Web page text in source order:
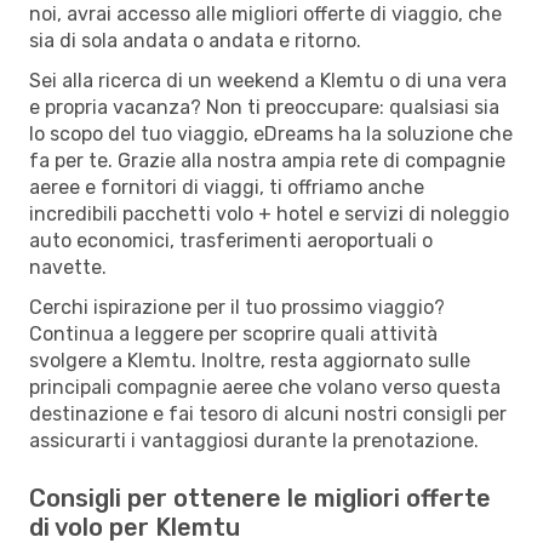
noi, avrai accesso alle migliori offerte di viaggio, che
sia di sola andata o andata e ritorno.
Sei alla ricerca di un weekend a Klemtu o di una vera
e propria vacanza? Non ti preoccupare: qualsiasi sia
lo scopo del tuo viaggio, eDreams ha la soluzione che
fa per te. Grazie alla nostra ampia rete di compagnie
aeree e fornitori di viaggi, ti offriamo anche
incredibili pacchetti volo + hotel e servizi di noleggio
auto economici, trasferimenti aeroportuali o
navette.
Cerchi ispirazione per il tuo prossimo viaggio?
Continua a leggere per scoprire quali attività
svolgere a Klemtu. Inoltre, resta aggiornato sulle
principali compagnie aeree che volano verso questa
destinazione e fai tesoro di alcuni nostri consigli per
assicurarti i vantaggiosi durante la prenotazione.
Consigli per ottenere le migliori offerte
di volo per Klemtu